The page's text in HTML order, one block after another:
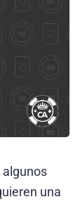
algunos
una